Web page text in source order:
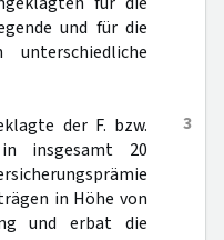
und für die
unterschiedliche
3
der F. bzw.
insgesamt 20
in Höhe von
und erbat die